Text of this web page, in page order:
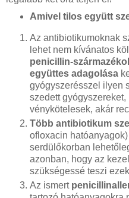
Amivel tilos együtt
Az antibiotikumoknak
lehet nem kívánatos
penicillin-
együttes adagolása
gyógyszerésszel ilyen
szedett
vénykötelesek, akár
Több antibiotikum
ofloxacin
serdülőkorban
azonban, hogy az
szükségessé teszi
Az ismert